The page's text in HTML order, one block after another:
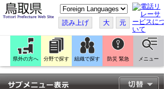
こ
の
ペ
ー
ジ
翻
訳
す
る
読み上げ 大 元
県外の方へ 分野で探す 組織で探す 防災 緊急 メニュー